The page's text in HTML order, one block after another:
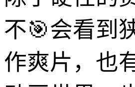
不🎯会看到
作爽片，也